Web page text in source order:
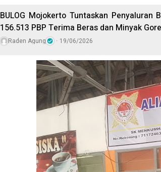
BULOG Mojokerto Tuntaskan Penyaluran
156.513 PBP Terima Beras dan Minyak
Raden Agung 19/06/2026